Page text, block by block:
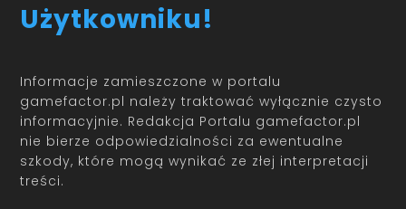
Użytkowniku!
Informacje zamieszczone w portalu
gamefactor.pl należy traktować wyłącznie czysto
informacyjnie. Redakcja Portalu gamefactor.pl
nie bierze odpowiedzialności za ewentualne
szkody, które mogą wynikać ze złej interpretacji
treści.